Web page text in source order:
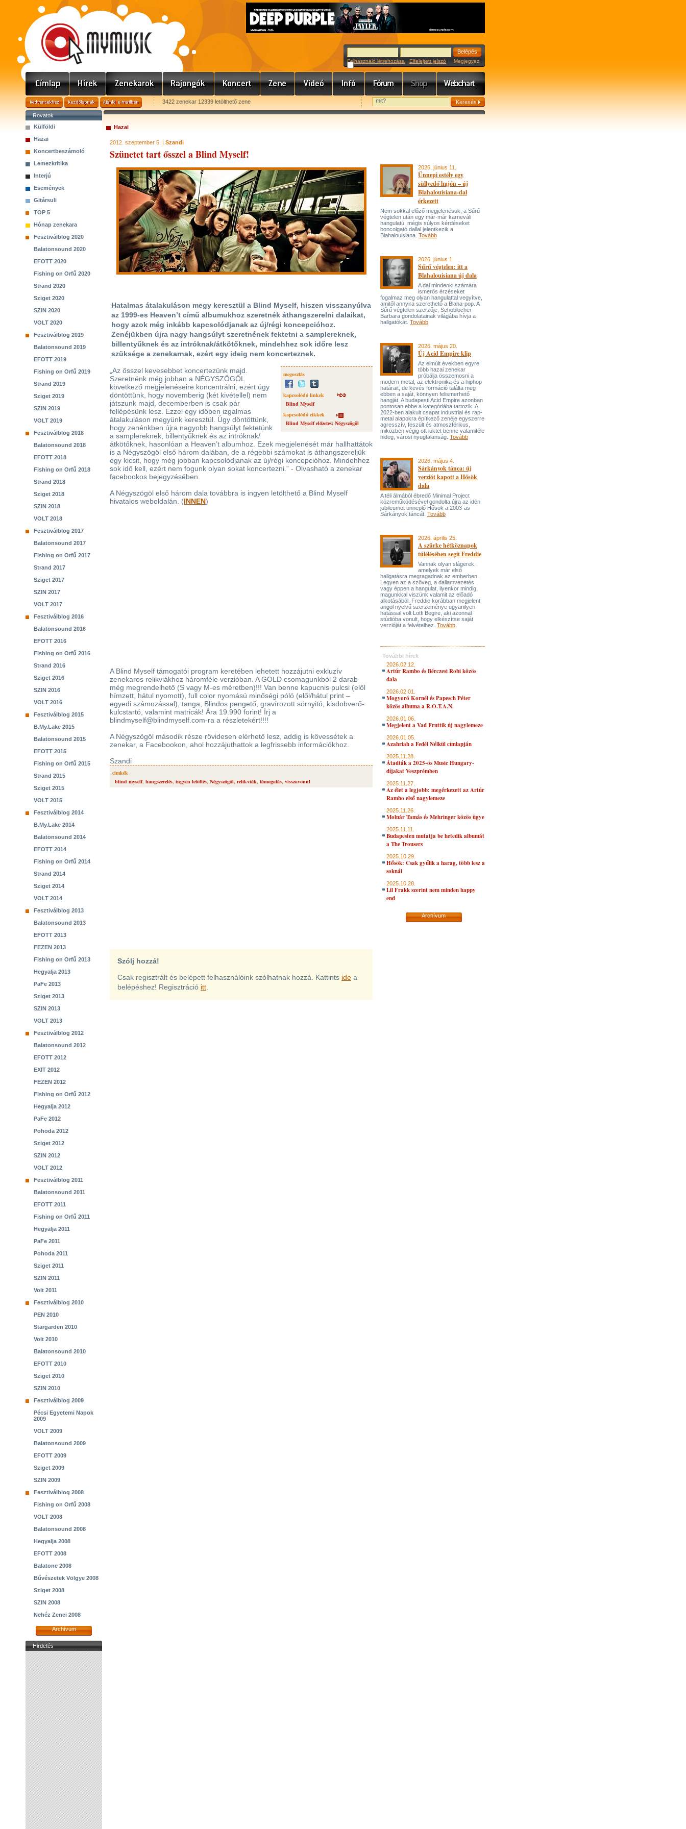
Felhasználó létrehozása Elfelejtett jelszó Megjegyez
3422 zenekar 12339 letölthető zene
Rovatok
Külföldi
Hazai
Koncertbeszámoló
Lemezkritika
Interjú
Események
Gitársuli
TOP 5
Hónap zenekara
Fesztiválblog 2020
Balatonsound 2020
EFOTT 2020
Fishing on Orfű 2020
Strand 2020
Sziget 2020
SZIN 2020
VOLT 2020
Fesztiválblog 2019
Balatonsound 2019
EFOTT 2019
Fishing on Orfű 2019
Strand 2019
Sziget 2019
SZIN 2019
VOLT 2019
Fesztiválblog 2018
Balatonsound 2018
EFOTT 2018
Fishing on Orfű 2018
Strand 2018
Sziget 2018
SZIN 2018
VOLT 2018
Fesztiválblog 2017
Balatonsound 2017
Fishing on Orfű 2017
Strand 2017
Sziget 2017
SZIN 2017
VOLT 2017
Fesztiválblog 2016
Balatonsound 2016
EFOTT 2016
Fishing on Orfű 2016
Strand 2016
Sziget 2016
SZIN 2016
VOLT 2016
Fesztiválblog 2015
B.My.Lake 2015
Balatonsound 2015
EFOTT 2015
Fishing on Orfű 2015
Strand 2015
Sziget 2015
VOLT 2015
Fesztiválblog 2014
B.My.Lake 2014
Balatonsound 2014
EFOTT 2014
Fishing on Orfű 2014
Strand 2014
Sziget 2014
VOLT 2014
Fesztiválblog 2013
Balatonsound 2013
EFOTT 2013
FEZEN 2013
Fishing on Orfű 2013
Hegyalja 2013
PaFe 2013
Sziget 2013
SZIN 2013
VOLT 2013
Fesztiválblog 2012
Balatonsound 2012
EFOTT 2012
EXIT 2012
FEZEN 2012
Fishing on Orfű 2012
Hegyalja 2012
PaFe 2012
Pohoda 2012
Sziget 2012
SZIN 2012
VOLT 2012
Fesztiválblog 2011
Balatonsound 2011
EFOTT 2011
Fishing on Orfű 2011
Hegyalja 2011
PaFe 2011
Pohoda 2011
Sziget 2011
SZIN 2011
Volt 2011
Fesztiválblog 2010
PEN 2010
Stargarden 2010
Volt 2010
Balatonsound 2010
EFOTT 2010
Sziget 2010
SZIN 2010
Fesztiválblog 2009
Pécsi Egyetemi Napok
2009
VOLT 2009
Balatonsound 2009
EFOTT 2009
Sziget 2009
SZIN 2009
Fesztiválblog 2008
Fishing on Orfű 2008
VOLT 2008
Balatonsound 2008
Hegyalja 2008
EFOTT 2008
Balatone 2008
Bűvészetek Völgye 2008
Sziget 2008
SZIN 2008
Nehéz Zenei 2008
Archívum
Hirdetés
Hazai
2012. szeptember 5. | Szandi
Szünetet tart ősszel a Blind Myself!
Hatalmas átalakuláson megy keresztül a Blind Myself, hiszen visszanyúlva
az 1999-es Heaven’t című albumukhoz szeretnék áthangszerelni dalaikat,
hogy azok még inkább kapcsolódjanak az új/régi koncepcióhoz.
Zenéjükben újra nagy hangsúlyt szeretnének fektetni a samplereknek,
billentyűknek és az intróknak/átkötőknek, mindehhez sok időre lesz
szüksége a zenekarnak, ezért egy ideig nem koncerteznek.
megosztás
kapcsolódó linkek
Blind Myself
kapcsolódó cikkek
Blind Myself előzetes: Négyszögöl
„Az ősszel kevesebbet koncertezünk majd.
Szeretnénk még jobban a NÉGYSZÖGÖL
következő megjelenéseire koncentrálni, ezért úgy
döntöttünk, hogy novemberig (két kivétellel) nem
játszunk majd, decemberben is csak pár
fellépésünk lesz. Ezzel egy időben izgalmas
átalakuláson megyünk keresztül. Úgy döntöttünk,
hogy zenénkben újra nagyobb hangsúlyt fektetünk
a samplereknek, billentyűknek és az intróknak/
átkötőknek, hasonlóan a Heaven’t albumhoz. Ezek megjelenését már hallhattátok
is a Négyszögöl első három dalában, de a régebbi számokat is áthangszereljük
egy kicsit, hogy még jobban kapcsolódjanak az új/régi koncepcióhoz. Mindehhez
sok idő kell, ezért nem fogunk olyan sokat koncertezni.” - Olvasható a zenekar
facebookos bejegyzésében.
A Négyszögöl első három dala továbbra is ingyen letölthető a Blind Myself
hivatalos weboldalán. (INNEN)
A Blind Myself támogatói program keretében lehetett hozzájutni exkluzív
zenekaros relikviákhoz háromféle verzióban. A GOLD csomagunkból 2 darab
még megrendelhető (S vagy M-es méretben)!!! Van benne kapucnis pulcsi (elől
hímzett, hátul nyomott), full color nyomású minőségi póló (elől/hátul print –
egyedi számozással), tanga, Blindos pengető, gravírozott sörnyitó, kisdobverő-
kulcstartó, valamint matricák! Ára 19.990 forint! Írj a
blindmyself@blindmyself.com-ra a részletekért!!!!
A Négyszögöl második része rövidesen elérhető lesz, addig is kövessétek a
zenekar, a Facebookon, ahol hozzájuthattok a legfrissebb információkhoz.
Szandi
cimkék
blind myself, hangszerelés, ingyen letöltés, Négyszögöl, relikviák, támogatás, visszavonul
Szólj hozzá!
Csak regisztrált és belépett felhasználóink szólhatnak hozzá. Kattints ide a
belépéshez! Regisztráció itt
2026. június 11.
Ünnepi estély egy
süllyedő hajón – új
Blahalouisiana-dal
érkezett
Nem sokkal előző megjelenésük, a Sűrű
végtelen után egy már-már karneváli
hangulatú, mégis súlyos kérdéseket
boncolgató dallal jelentkezik a
Blahalouisiana. Tovább
2026. június 1.
Sűrű végtelen: itt a
Blahalouisiana új dala
A dal mindenki számára
ismerős érzéseket
fogalmaz meg olyan hangulattal vegyítve,
amitől annyira szerethető a Blaha-pop. A
Sűrű végtelen szerzője, Schoblocher
Barbara gondolatainak világába hívja a
hallgatókat. Tovább
2026. május 20.
Új Acid Empire klip
Az elmúlt években egyre
több hazai zenekar
próbálja összemosni a
modern metal, az elektronika és a hiphop
határait, de kevés formáció találta meg
ebben a saját, könnyen felismerhető
hangját. A budapesti Acid Empire azonban
pontosan ebbe a kategóriába tartozik. A
2022-ben alakult csapat industrial és rap-
metal alapokra építkező zenéje egyszerre
agresszív, feszült és atmoszférikus,
miközben végig ott lüktet benne valamiféle
hideg, városi nyugtalanság. Tovább
2026. május 4.
Sárkányok tánca: új
verziót kapott a Hősök
dala
A téli álmából ébredő Minimal Project
közreműködésével gondolta újra az idén
jubileumot ünneplő Hősök a 2003-as
Sárkányok táncát. Tovább
2026. április 25.
A szürke hétköznapok
túlélésében segít Freddie
Vannak olyan slágerek,
amelyek már első
hallgatásra megragadnak az emberben.
Legyen az a szöveg, a dallamvezetés
vagy éppen a hangulat, ilyenkor mindig
magunkkal viszünk valamit az előadó
alkotásából. Freddie korábban megjelent
angol nyelvű szerzeménye ugyanilyen
hatással volt Lotfi Begire, aki azonnal
stúdióba vonult, hogy elkészítse saját
verzióját a felvételhez. Tovább
További hírek
2026.02.12.
Artúr Rambo és Bérczesi Robi közös
dala
2026.02.01.
Mogyoró Kornél és Papesch Péter
közös albuma a R.O.T.A.N.
2026.01.06.
Megjelent a Vad Fruttik új nagylemeze
2026.01.05.
Azahriah a Fedél Nélkül címlapján
2025.11.28.
Átadták a 2025-ös Music Hungary-
díjakat Veszprémben
2025.11.27.
Az élet a legjobb: megérkezett az Artúr
Rambo első nagylemeze
2025.11.26.
Molnár Tamás és Mehringer közös ügye
2025.11.11.
Budapesten mutatja be hetedik albumát
a The Trousers
2025.10.29.
Hősök: Csak gyűlik a harag, több lesz a
soknál
2025.10.28.
Lil Frakk szerint nem minden happy
end
Archívum